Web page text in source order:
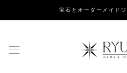
宝石とオーダーメイド